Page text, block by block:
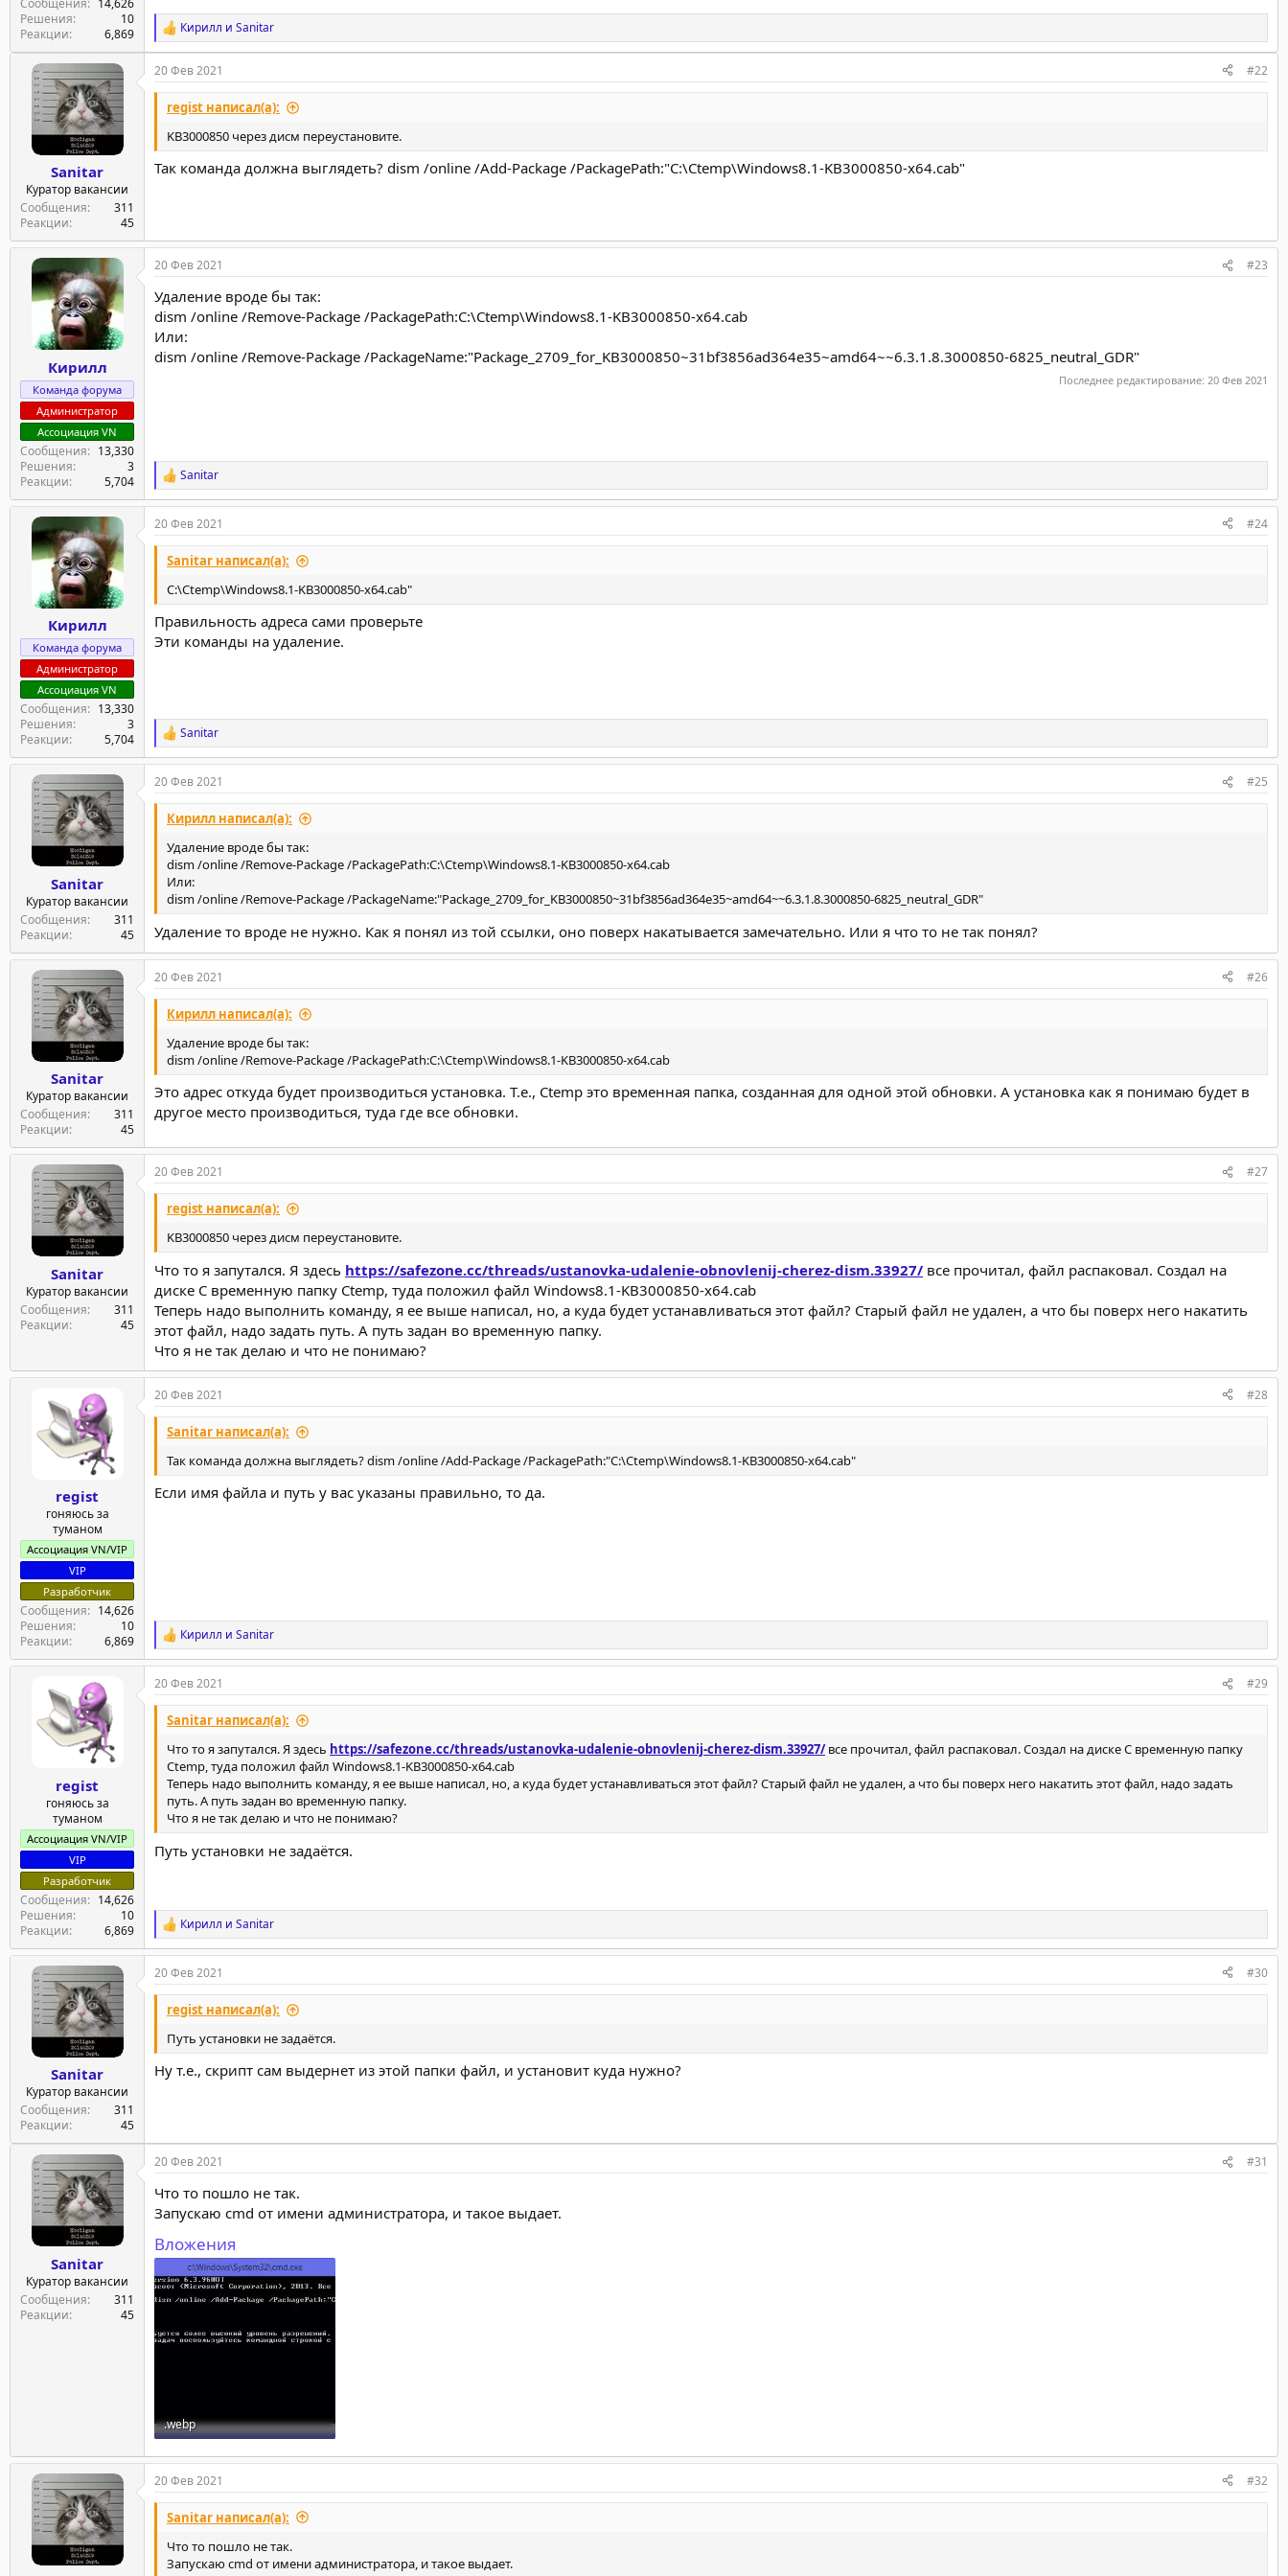
Сообщения
14,626
Решения
10
Реакции
6,869
Р
е
а
к
ц
и
Кирилл и Sanitar
Sanitar
Куратор вакансии
Сообщения
311
Реакции
45
20 Фев 2021 #22
regist написал(а):
KB3000850 через дисм переустановите.
Так команда должна выглядеть? dism /online /Add-Package /PackagePath:"C:\Ctemp\Windows8.1-KB3000850-x64.cab"
Кирилл
Команда форума
Администратор
Ассоциация VN
Сообщения
13,330
Решения
3
Реакции
5,704
20 Фев 2021 #23
Удаление вроде бы так:
dism /online /Remove-Package /PackagePath:C:\Ctemp\Windows8.1-KB3000850-x64.cab
Или:
dism /online /Remove-Package /PackageName:"Package_2709_for_KB3000850~31bf3856ad364e35~amd64~~6.3.1.8.3000850-6825_neutral_GDR"
Последнее редактирование: 20 Фев 2021
Р
е
а
к
ц
и
и
Sanitar
Кирилл
Команда форума
Администратор
Ассоциация VN
Сообщения
13,330
Решения
3
Реакции
5,704
20 Фев 2021 #24
Sanitar написал(а):
C:\Ctemp\Windows8.1-KB3000850-x64.cab"
Правильность адреса сами проверьте
Эти команды на удаление.
Р
е
а
к
ц
и
Sanitar
Sanitar
Куратор вакансии
Сообщения
311
Реакции
45
20 Фев 2021 #25
Кирилл написал(а):
Удаление вроде бы так:
dism /online /Remove-Package /PackagePath:C:\Ctemp\Windows8.1-KB3000850-x64.cab
Или:
dism /online /Remove-Package /PackageName:"Package_2709_for_KB3000850~31bf3856ad364e35~amd64~~6.3.1.8.3000850-6825_neutral_GDR"
Удаление то вроде не нужно. Как я понял из той ссылки, оно поверх накатывается замечательно. Или я что то не так понял?
Sanitar
Куратор вакансии
Сообщения
311
Реакции
45
20 Фев 2021 #26
Кирилл написал(а):
Удаление вроде бы так:
dism /online /Remove-Package /PackagePath:C:\Ctemp\Windows8.1-KB3000850-x64.cab
Это адрес откуда будет производиться установка. Т.е., Ctemp это временная папка, созданная для одной этой обновки. А установка как я понимаю будет в
другое место производиться, туда где все обновки.
Sanitar
Куратор вакансии
Сообщения
311
Реакции
45
20 Фев 2021 #27
regist написал(а):
KB3000850 через дисм переустановите.
Что то я запутался. Я здесь https://safezone.cc/threads/ustanovka-udalenie-obnovlenij-cherez-dism.33927/ все прочитал, файл распаковал. Создал на
диске С временную папку Ctemp, туда положил файл Windows8.1-KB3000850-x64.cab
Теперь надо выполнить команду, я ее выше написал, но, а куда будет устанавливаться этот файл? Старый файл не удален, а что бы поверх него накатить
этот файл, надо задать путь. А путь задан во временную папку.
Что я не так делаю и что не понимаю?
regist
гоняюсь за
туманом
Ассоциация VN/VIP
VIP
Разработчик
Сообщения
14,626
Решения
10
Реакции
6,869
20 Фев 2021 #28
Sanitar написал(а):
Так команда должна выглядеть? dism /online /Add-Package /PackagePath:"C:\Ctemp\Windows8.1-KB3000850-x64.cab"
Если имя файла и путь у вас указаны правильно, то да.
Р
е
а
к
ц
и
Кирилл и Sanitar
regist
гоняюсь за
туманом
Ассоциация VN/VIP
VIP
Разработчик
Сообщения
14,626
Решения
10
Реакции
6,869
20 Фев 2021 #29
Sanitar написал(а):
Что то я запутался. Я здесь https://safezone.cc/threads/ustanovka-udalenie-obnovlenij-cherez-dism.33927/все прочитал, файл распаковал. Создал на диске С временную папку
Ctemp, туда положил файл Windows8.1-KB3000850-x64.cab
Теперь надо выполнить команду, я ее выше написал, но, а куда будет устанавливаться этот файл? Старый файл не удален, а что бы поверх него накатить этот файл, надо задать
путь. А путь задан во временную папку.
Что я не так делаю и что не понимаю?
Путь установки не задаётся.
Р
е
а
к
ц
и
и
Кирилл и Sanitar
Sanitar
Куратор вакансии
Сообщения
311
Реакции
45
20 Фев 2021 #30
regist написал(а):
Путь установки не задаётся.
Ну т.е., скрипт сам выдернет из этой папки файл, и установит куда нужно?
Sanitar
Куратор вакансии
Сообщения
311
Реакции
45
20 Фев 2021 #31
Что то пошло не так.
Запускаю cmd от имени администратора, и такое выдает.
Вложения
.webp
19.1 KB · Просмотры: 131
20 Фев 2021 #32
Sanitar написал(а):
Что то пошло не так.
Запускаю cmd от имени администратора, и такое выдает.